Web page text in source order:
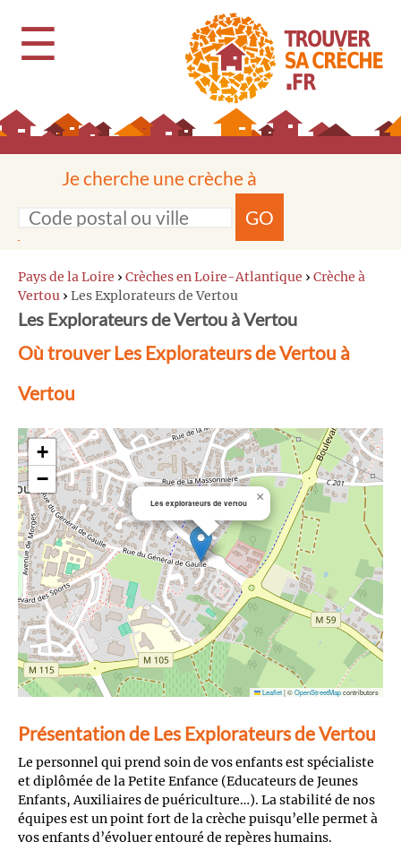
☰
Je cherche une crèche à
GO
Pays de la Loire › Crèches en Loire-Atlantique › Crèche à
Vertou › Les Explorateurs de Vertou
Les Explorateurs de Vertou à Vertou
Où trouver Les Explorateurs de Vertou à
Vertou
Les explorateurs de vertou ×
+
−
Leaflet|©OpenStreetMapcontributors
Présentation de Les Explorateurs de Vertou
Le personnel qui prend soin de vos enfants est spécialiste
et diplômée de la Petite Enfance (Educateurs de Jeunes
Enfants, Auxiliaires de puériculture…). La stabilité de nos
équipes est un point fort de la crèche puisqu’elle permet à
vos enfants d’évoluer entouré de repères humains.